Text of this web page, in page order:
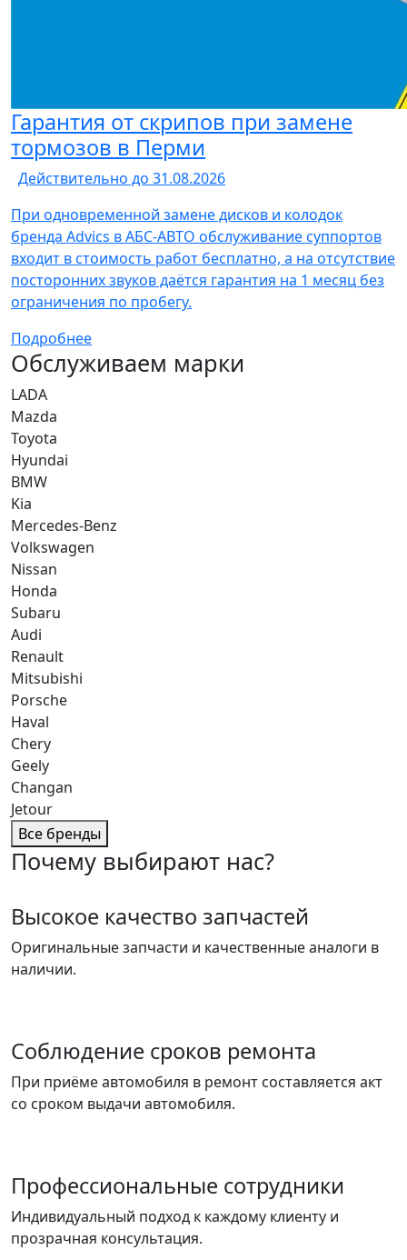
Гарантия от скрипов при замене
тормозов в Перми
Действительно до 31.08.2026
При одновременной замене дисков и колодок
бренда Advics в АБС-АВТО обслуживание суппортов
входит в стоимость работ бесплатно, а на отсутствие
посторонних звуков даётся гарантия на 1 месяц без
ограничения по пробегу.
Подробнее
Обслуживаем марки
LADA
Mazda
Toyota
Hyundai
BMW
Kia
Mercedes-Benz
Volkswagen
Nissan
Honda
Subaru
Audi
Renault
Mitsubishi
Porsche
Haval
Chery
Geely
Changan
Jetour
Все бренды
Почему выбирают нас?
Высокое качество запчастей
Оригинальные запчасти и качественные аналоги в
наличии.
Соблюдение сроков ремонта
При приёме автомобиля в ремонт составляется акт
со сроком выдачи автомобиля.
Профессиональные сотрудники
Индивидуальный подход к каждому клиенту и
прозрачная консультация.